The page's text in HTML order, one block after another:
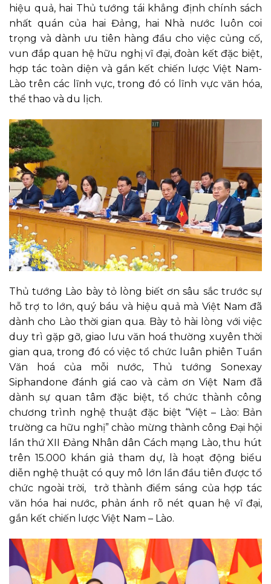
hiệu quả, hai Thủ tướng tái khẳng định chính sách
nhất quán của hai Đảng, hai Nhà nước luôn coi
trọng và dành ưu tiên hàng đầu cho việc củng cố,
vun đắp quan hệ hữu nghị vĩ đại, đoàn kết đặc biệt,
hợp tác toàn diện và gắn kết chiến lược Việt Nam-
Lào trên các lĩnh vực, trong đó có lĩnh vực văn hóa,
thể thao và du lịch.
Thủ tướng Lào bày tỏ lòng biết ơn sâu sắc trước sự
hỗ trợ to lớn, quý báu và hiệu quả mà Việt Nam đã
dành cho Lào thời gian qua. Bày tỏ hài lòng với việc
duy trì gặp gỡ, giao lưu văn hoá thường xuyên thời
gian qua, trong đó có việc tổ chức luân phiên Tuần
Văn hoá của mỗi nước, Thủ tướng Sonexay
Siphandone đánh giá cao và cảm ơn Việt Nam đã
dành sự quan tâm đặc biệt, tổ chức thành công
chương trình nghệ thuật đặc biệt “Việt – Lào: Bản
trường ca hữu nghị” chào mừng thành công Đại hội
lần thứ XII Đảng Nhân dân Cách mạng Lào, thu hút
trên 15.000 khán giả tham dự, là hoạt động biểu
diễn nghệ thuật có quy mô lớn lần đầu tiên được tổ
chức ngoài trời, trở thành điểm sáng của hợp tác
văn hóa hai nước, phản ánh rõ nét quan hệ vĩ đại,
gắn kết chiến lược Việt Nam – Lào.